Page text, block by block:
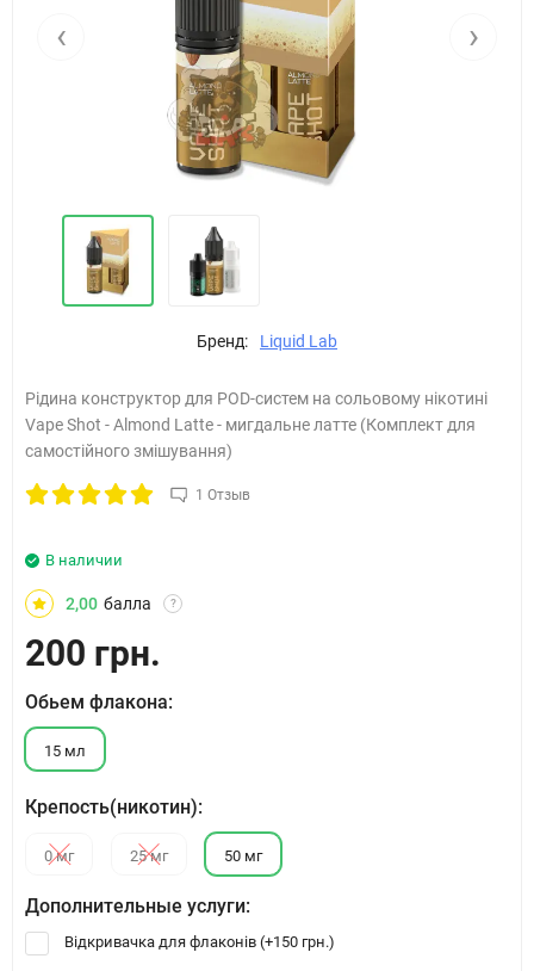
‹ ›
Бренд: Liquid Lab
Рідина конструктор для POD-систем на сольовому нікотині
Vape Shot - Almond Latte - мигдальне латте (Комплект для
самостійного змішування)
1 Отзыв
В наличии
2,00 балла ?
200 грн.
Обьем флакона:
15 мл
Крепость(никотин):
0 мг 25 мг 50 мг
Дополнительные услуги:
Відкривачка для флаконів (+150 грн.)